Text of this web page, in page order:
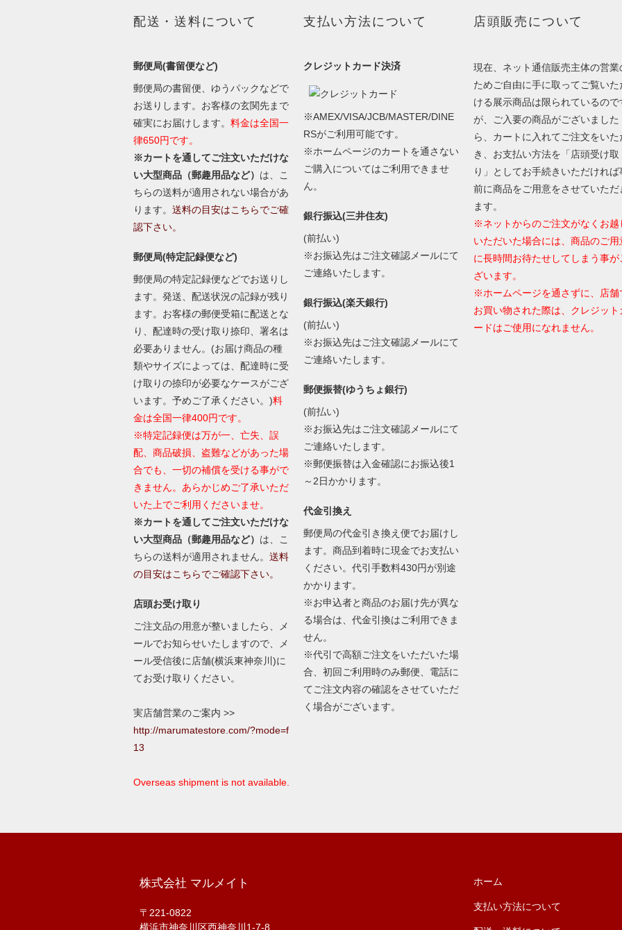
配送・送料について
郵便局(書留便など)
郵便局の書留便、ゆうパックなどで
お送りします。お客様の玄関先まで
確実にお届けします。 料金は全国一
律650円です。
※カートを通してご注文いただけな
い大型商品（郵趣用品など） は、こ
ちらの送料が適用されない場合があ
ります。 送料の目安はこちらでご確
認下さい。
郵便局(特定記録便など)
郵便局の特定記録便などでお送りし
ます。発送、配送状況の記録が残り
ます。お客様の郵便受箱に配送とな
り、配達時の受け取り捺印、署名は
必要ありません。(お届け商品の種
類やサイズによっては、配達時に受
け取りの捺印が必要なケースがござ
います。予めご了承ください。)料
金は全国一律400円です。
※特定記録便は万が一、亡失、誤
配、商品破損、盗難などがあった場
合でも、一切の補償を受ける事がで
きません。あらかじめご了承いただ
いた上でご利用くださいませ。
※カートを通してご注文いただけな
い大型商品（郵趣用品など） は、こ
ちらの送料が適用されません。 送料
の目安はこちらでご確認下さい。
店頭お受け取り
ご注文品の用意が整いましたら、メ
ールでお知らせいたしますので、メ
ール受信後に店舗(横浜東神奈川)に
てお受け取りください。
実店舗営業のご案内 >>
http://marumatestore.com/?mode=f
13
Overseas shipment is not available.
支払い方法について
クレジットカード決済
※AMEX/VISA/JCB/MASTER/DINE
RSがご利用可能です。
※ホームページのカートを通さない
ご購入についてはご利用できませ
ん。
銀行振込(三井住友)
(前払い)
※お振込先はご注文確認メールにて
ご連絡いたします。
銀行振込(楽天銀行)
(前払い)
※お振込先はご注文確認メールにて
ご連絡いたします。
郵便振替(ゆうちょ銀行)
(前払い)
※お振込先はご注文確認メールにて
ご連絡いたします。
※郵便振替は入金確認にお振込後1
～2日かかります。
代金引換え
郵便局の代金引き換え便でお届けし
ます。商品到着時に現金でお支払い
ください。代引手数料430円が別途
かかります。
※お申込者と商品のお届け先が異な
る場合は、代金引換はご利用できま
せん。
※代引で高額ご注文をいただいた場
合、初回ご利用時のみ郵便、電話に
てご注文内容の確認をさせていただ
く場合がございます。
店頭販売について
現在、ネット通信販売主体の営業
ためご自由に手に取ってご覧いた
ける展示商品は限られているので
が、ご入要の商品がございました
ら、カートに入れてご注文をいた
き、お支払い方法を「店頭受け取
り」としてお手続きいただければ
前に商品をご用意をさせていただ
ます。
※ネットからのご注文がなくお越
いただいた場合には、商品のご用
に長時間お待たせしてしまう事が
ざいます。
※ホームページを通さずに、店舗
お買い物された際は、クレジット
ードはご使用になれません。
株式会社 マルメイト
〒221-0822
横浜市神奈川区西神奈川1-7-8
ホーム
支払い方法について